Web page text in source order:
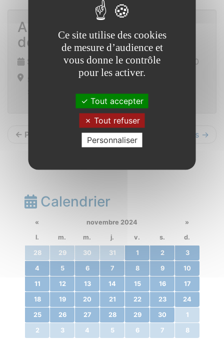
Animation TCO 21
décembre 2024
Samedi 21 décembre 2024 de 14h00 à 18h00
Saint Vincent sur Oust
Salle des sports
← Précédents Suivants →
Calendrier
« novembre 2024
»
l.
m. m. j. v. s. d.
28 29 30 31 1 2 3
4 5 6 7 8 9 10
11 12 13 14 15 16 17
18 19 20 21 22 23 24
25 26 27 28 29 30 1
2 3 4 5 6 7 8
Ce site utilise des cookies
de mesure d’audience et
vous donne le contrôle
pour les activer.
Tout accepter
Tout refuser
Personnaliser